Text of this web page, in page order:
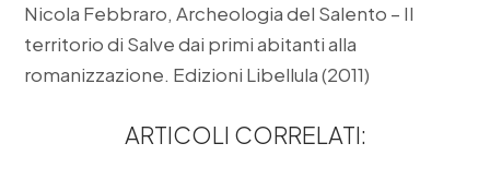
Nicola Febbraro, Archeologia del Salento – Il
territorio di Salve dai primi abitanti alla
romanizzazione. Edizioni Libellula (2011)
ARTICOLI CORRELATI: